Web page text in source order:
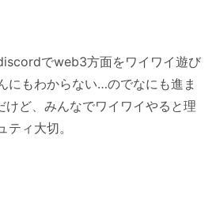
でweb3方面をワイワイ遊び
にもわからない…のでなにも進ま
ど、みんなでワイワイやると理
ィ大切。